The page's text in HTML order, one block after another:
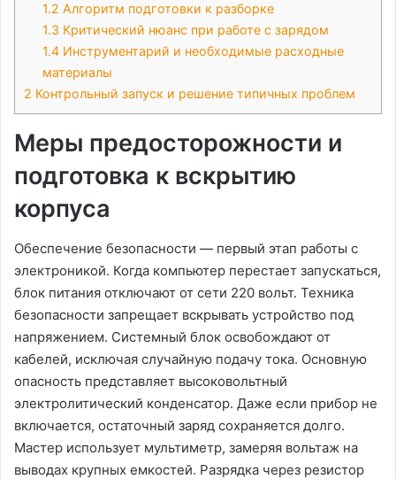
1.2 Алгоритм подготовки к разборке
1.3 Критический нюанс при работе с зарядом
1.4 Инструментарий и необходимые расходные
материалы
2 Контрольный запуск и решение типичных проблем
Меры предосторожности и
подготовка к вскрытию
корпуса
Обеспечение безопасности — первый этап работы с
электроникой. Когда компьютер перестает запускаться,
блок питания отключают от сети 220 вольт. Техника
безопасности запрещает вскрывать устройство под
напряжением. Системный блок освобождают от
кабелей, исключая случайную подачу тока. Основную
опасность представляет высоковольтный
электролитический конденсатор. Даже если прибор не
включается, остаточный заряд сохраняется долго.
Мастер использует мультиметр, замеряя вольтаж на
выводах крупных емкостей. Разрядка через резистор